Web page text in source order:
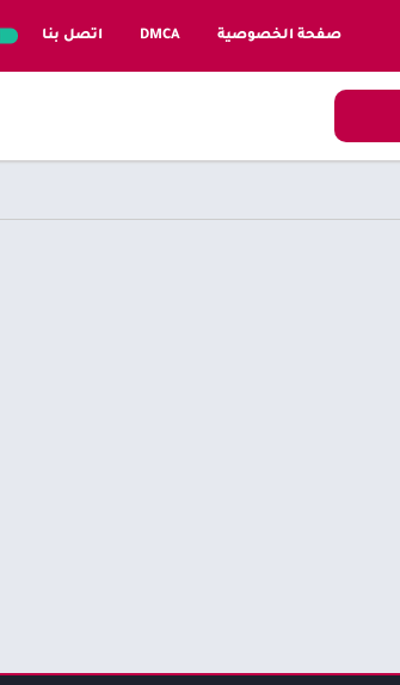
صفحة الخصوصية DMCA اتصل بنا